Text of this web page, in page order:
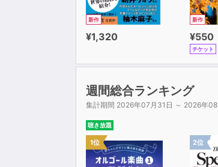
新作
¥1,320
新作
¥550
チケット
週間総合ランキング
集計期間 2026年07月31日 ～ 2026年
聴き放題
1位 2位